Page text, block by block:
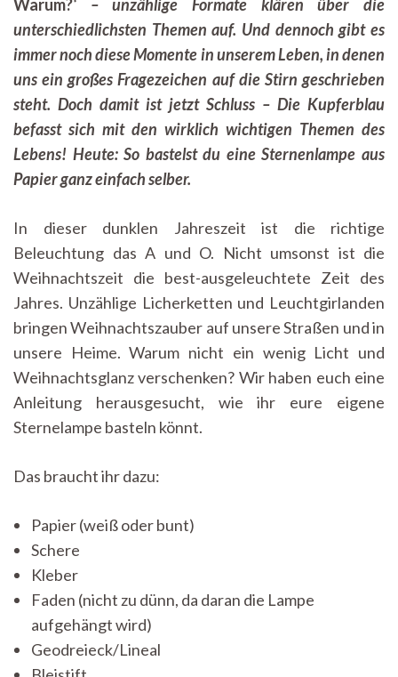
–
Kupferblau
knows
how
Warum?‘ – unzählige Formate klären über die
unterschiedlichsten Themen auf. Und dennoch gibt es
immer noch diese Momente in unserem Leben, in denen
uns ein großes Fragezeichen auf die Stirn geschrieben
steht. Doch damit ist jetzt Schluss – Die Kupferblau
befasst sich mit den wirklich wichtigen Themen des
Lebens! Heute: So bastelst du eine Sternenlampe aus
Papier ganz einfach selber.
In dieser dunklen Jahreszeit ist die richtige
Beleuchtung das A und O. Nicht umsonst ist die
Weihnachtszeit die best-ausgeleuchtete Zeit des
Jahres. Unzählige Licherketten und Leuchtgirlanden
bringen Weihnachtszauber auf unsere Straßen und in
unsere Heime. Warum nicht ein wenig Licht und
Weihnachtsglanz verschenken? Wir haben euch eine
Anleitung herausgesucht, wie ihr eure eigene
Sternelampe basteln könnt.
Das braucht ihr dazu:
Papier (weiß oder bunt)
Schere
Kleber
Faden (nicht zu dünn, da daran die Lampe
aufgehängt wird)
Geodreieck/Lineal